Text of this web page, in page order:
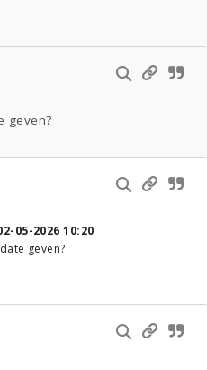
geven?
05-2026 10:20
geven?